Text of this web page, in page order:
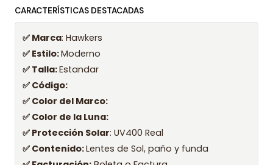
CARACTERÍSTICAS DESTACADAS
✅ Marca: Hawkers
✅ Estilo:Moderno
✅ Talla:Estandar
✅ Código:
✅ Color del Marco:
✅ Color de la Luna:
✅ Protección Solar: UV400 Real
✅ Contenido:Lentes de Sol, paño y funda